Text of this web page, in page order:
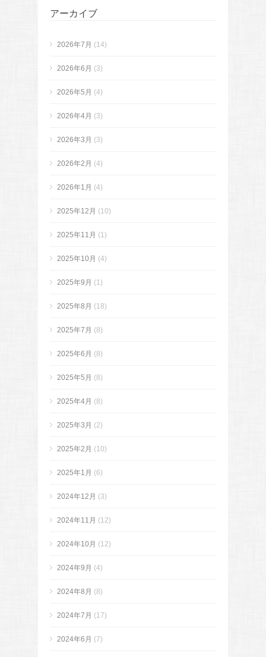
アーカイブ
2026年7月 (14)
2026年6月 (3)
2026年5月 (4)
2026年4月 (3)
2026年3月 (3)
2026年2月 (4)
2026年1月 (4)
2025年12月 (10)
2025年11月 (1)
2025年10月 (4)
2025年9月 (1)
2025年8月 (18)
2025年7月 (8)
2025年6月 (8)
2025年5月 (8)
2025年4月 (8)
2025年3月 (2)
2025年2月 (10)
2025年1月 (6)
2024年12月 (3)
2024年11月 (12)
2024年10月 (12)
2024年9月 (4)
2024年8月 (8)
2024年7月 (17)
2024年6月 (7)